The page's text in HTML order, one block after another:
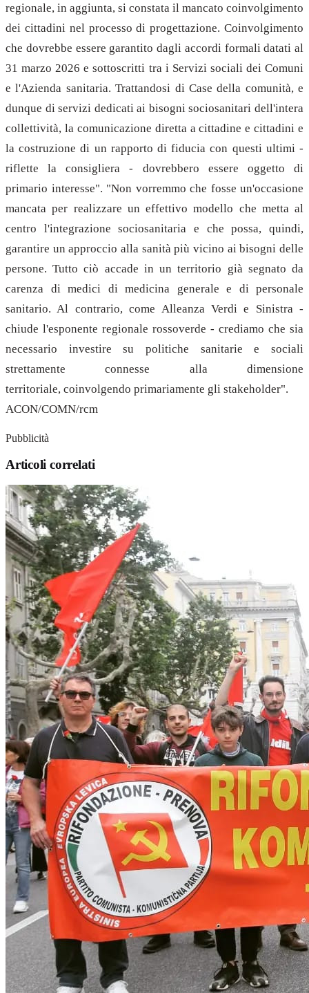
regionale, in aggiunta, si constata il mancato coinvolgimento
dei cittadini nel processo di progettazione. Coinvolgimento
che dovrebbe essere garantito dagli accordi formali datati al
31 marzo 2026 e sottoscritti tra i Servizi sociali dei Comuni
e l'Azienda sanitaria. Trattandosi di Case della comunità, e
dunque di servizi dedicati ai bisogni sociosanitari dell'intera
collettività, la comunicazione diretta a cittadine e cittadini e
la costruzione di un rapporto di fiducia con questi ultimi -
riflette la consigliera - dovrebbero essere oggetto di
primario interesse". "Non vorremmo che fosse un'occasione
mancata per realizzare un effettivo modello che metta al
centro l'integrazione sociosanitaria e che possa, quindi,
garantire un approccio alla sanità più vicino ai bisogni delle
persone. Tutto ciò accade in un territorio già segnato da
carenza di medici di medicina generale e di personale
sanitario. Al contrario, come Alleanza Verdi e Sinistra -
chiude l'esponente regionale rossoverde - crediamo che sia
necessario investire su politiche sanitarie e sociali
strettamente connesse alla dimensione
territoriale, coinvolgendo primariamente gli stakeholder".
ACON/COMN/rcm
Pubblicità
Articoli correlati